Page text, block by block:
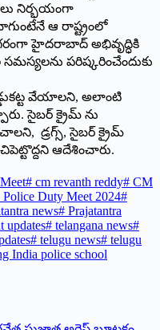
నిర్భయంగా
ఆ రాష్ట్రంలో
హైదరాబాద్ అభివృద్ధికి
పరిష్కరించేందుకు
వేయాల‌ని, అలాంటి
సైబర్ క్రైమ్ ను
డ్రగ్స్, సైబర్ క్రైమ్
ఆదేశించారు.
# cm revanth reddy# CM
Police Duty Meet 2024#
news# Prajatantra
updates# telangana news#
# telugu news# telugu
India police school